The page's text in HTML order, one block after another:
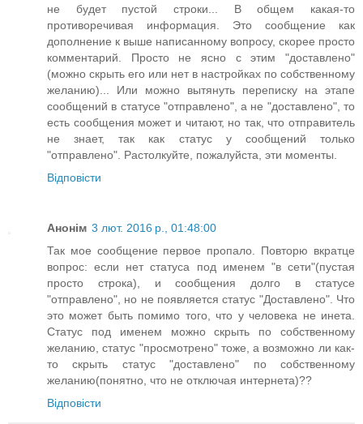
не будет пустой строки... В общем какая-то
противоречивая информация. Это сообщение как
дополнение к выше написанному вопросу, скорее просто
комментарий. Просто не ясно с этим "доставлено"
(можно скрыть его или нет в настройках по собственному
желанию)... Или можно вытянуть переписку на этапе
сообщений в статусе "отправлено", а не "доставлено", то
есть сообщения может и читают, но так, что отправитель
не знает, так как статус у сообщений только
"отправлено". Растолкуйте, пожалуйста, эти моменты.
Відповісти
Анонім 3 лют. 2016 р., 01:48:00
Так мое сообщение первое пропало. Повторю вкратце
вопрос: если нет статуса под именем "в сети"(пустая
просто строка), и сообщения долго в статусе
"отправлено", но не появляется статус "Доставлено". Что
это может быть помимо того, что у человека не инета.
Статус под именем можно скрыть по собственному
желанию, статус "просмотрено" тоже, а возможно ли как-
то скрыть статус "доставлено" по собственному
желанию(понятно, что не отключая интернета)??
Відповісти